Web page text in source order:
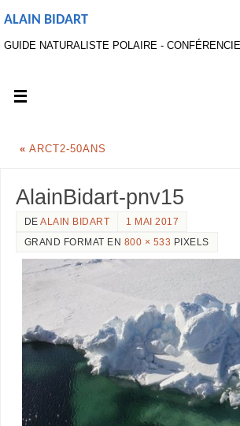
ALAIN BIDART
GUIDE NATURALISTE POLAIRE -
« ARCT2-50ANS
AlainBidart-pnv15
DEALAIN BIDART
1 MAI 2017
GRAND FORMAT EN 800 × 533 PIXELS